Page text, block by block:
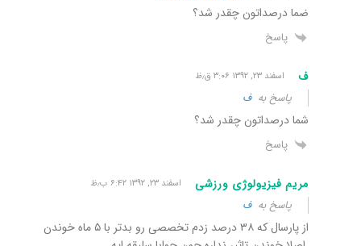
ضما درصداتون چقدر شد؟
پاسخ
ف اسفند ۲۳, ۱۳۹۲ ۳:۰۶ ق٫ظ
پاسخ بهف
شما درصداتون چقدر شد؟
پاسخ
مریم فیزیولوژی ورزشی اسفند ۲۳, ۱۳۹۲ ۶:۴۲ ب٫ظ
پاسخ بهف
از پارسال که ۳۸ درصد زدم تخصصی رو بدتر با ۵ ماه خوندن